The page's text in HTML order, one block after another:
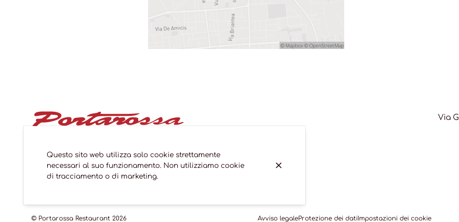
Via
© Portarossa Restaurant 2026 Avviso legaleProtezione dei datiImpostazioni dei cookie
Questo sito web utilizza solo cookie strettamente
necessari al suo funzionamento. Non utilizziamo cookie
di tracciamento o di marketing.